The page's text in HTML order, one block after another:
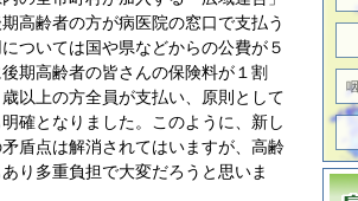
高齢者の方が病医院の窓口で支払う
ついては国や県などからの公費が５
期高齢者の皆さんの保険料が１割
以上の方全員が支払い、原則として
確となりました。このように、新し
盾点は解消されてはいますが、高齢
り多重負担で大変だろうと思いま